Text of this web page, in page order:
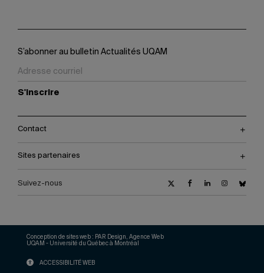
S’abonner au bulletin Actualités UQAM
S'inscrire
Contact
Sites partenaires
Suivez-nous
UQAM - Université du Québec à Montréal
Conception de sites web : PAR Design, Agence Web
ACCESSIBILITÉ WEB